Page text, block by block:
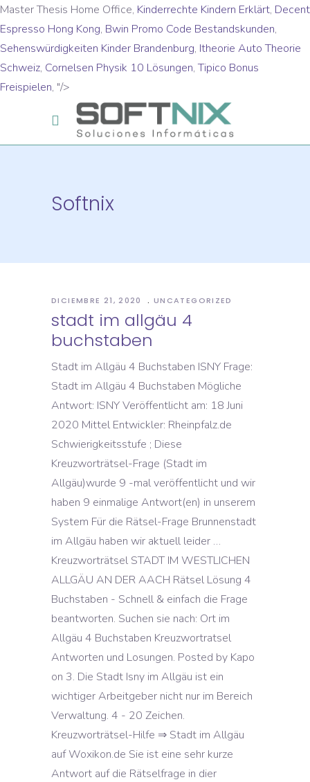
Master Thesis Home Office, Kinderrechte Kindern Erklärt, Decent
Espresso Hong Kong, Bwin Promo Code Bestandskunden,
Sehenswürdigkeiten Kinder Brandenburg, Itheorie Auto Theorie
Schweiz, Cornelsen Physik 10 Lösungen,Tipico Bonus
Freispielen, "/>
Softnix
DICIEMBRE 21, 2020 UNCATEGORIZED
stadt im allgäu 4
buchstaben
Stadt im Allgäu 4 Buchstaben ISNY Frage:
Stadt im Allgäu 4 Buchstaben Mögliche
Antwort: ISNY Veröffentlicht am: 18 Juni
2020 Mittel Entwickler: Rheinpfalz.de
Schwierigkeitsstufe ; Diese
Kreuzworträtsel-Frage (Stadt im
Allgäu)wurde 9 -mal veröffentlicht und wir
haben 9 einmalige Antwort(en) in unserem
System Für die Rätsel-Frage Brunnenstadt
im Allgäu haben wir aktuell leider …
Kreuzworträtsel STADT IM WESTLICHEN
ALLGÄU AN DER AACH Rätsel Lösung 4
Buchstaben - Schnell & einfach die Frage
beantworten. Suchen sie nach: Ort im
Allgäu 4 Buchstaben Kreuzwortratsel
Antworten und Losungen. Posted by Kapo
on 3. Die Stadt Isny im Allgäu ist ein
wichtiger Arbeitgeber nicht nur im Bereich
Verwaltung. 4 - 20 Zeichen.
Kreuzworträtsel-Hilfe ⇒ Stadt im Allgäu
auf Woxikon.de Sie ist eine sehr kurze
Antwort auf die Rätselfrage in dier